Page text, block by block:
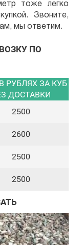
тоже легко
Звоните,
мы ответим.
ПО
РУБЛЯХ ЗА КУБ
ДОСТАВКИ
2500
2600
2500
2500